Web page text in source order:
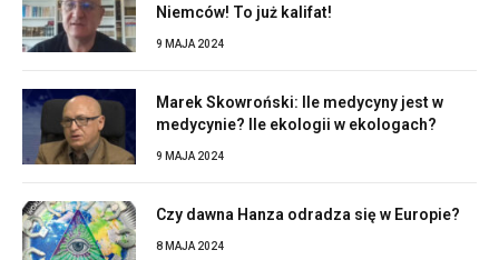
Niemców! To już kalifat!
9 MAJA 2024
Marek Skowroński: Ile medycyny jest w
medycynie? Ile ekologii w ekologach?
9 MAJA 2024
Czy dawna Hanza odradza się w Europie?
8 MAJA 2024